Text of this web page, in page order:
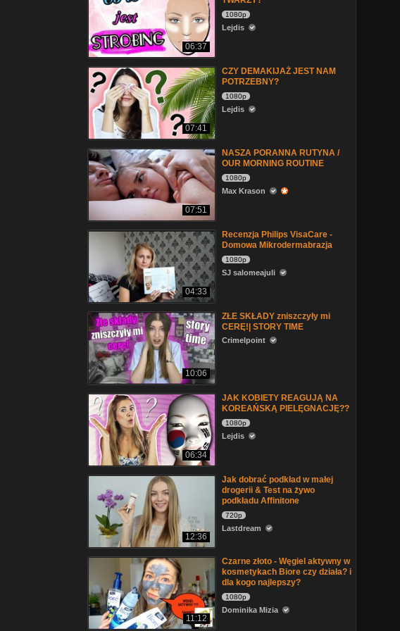
06:37
1080p
Lejdis
07:41
CZY DEMAKIJAŻ JEST NAM
POTRZEBNY?
1080p
Lejdis
07:51
NASZA PORANNA RUTYNA /
OUR MORNING ROUTINE
1080p
Max Krason
04:33
Recenzja Philips VisaCare -
Domowa Mikrodermabrazja
1080p
SJ salomeajuli
10:06
ZŁE SKŁADY zniszczyły mi
CERĘ!| STORY TIME
Crimelpoint
06:34
JAK KOBIETY REAGUJĄ NA
KOREAŃSKĄ PIELĘGNACJĘ??
1080p
Lejdis
12:36
Jak dobrać podkład w małej
drogerii & Test na żywo
podkładu Affinitone
720p
Lastdream
11:12
Czarne złoto - Węgiel aktywny w
kosmetykach Biore czy działa? i
dla kogo najlepszy?
1080p
Dominika Mizia